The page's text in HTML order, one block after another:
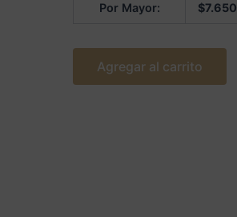
Por Mayor: $7.650
Agregar al carrito